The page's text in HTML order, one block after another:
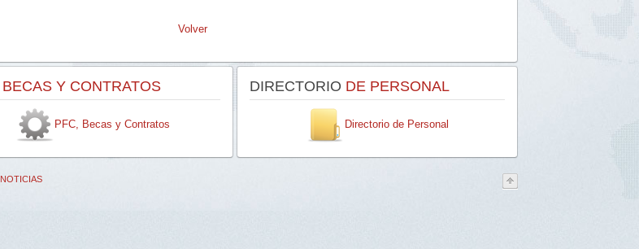
Volver
BECAS Y CONTRATOS
PFC, Becas y Contratos
DIRECTORIO DE PERSONAL
Directorio de Personal
NOTICIAS